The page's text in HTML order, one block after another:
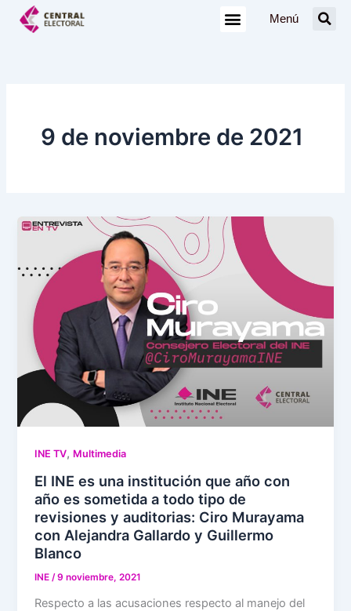
Menú
9 de noviembre de 2021
INE TV, Multimedia
El INE es una institución que año con
año es sometida a todo tipo de
revisiones y auditorias: Ciro Murayama
con Alejandra Gallardo y Guillermo
Blanco
INE/9 noviembre, 2021
Respecto a las acusaciones respecto al manejo del